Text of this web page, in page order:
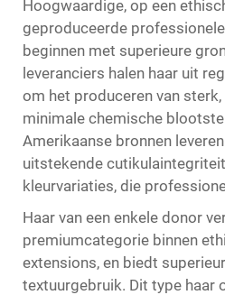
Hoogwaardige, op een
geproduceerde
beginnen met superieure
leveranciers halen haar uit
om het produceren van
minimale chemische
Amerikaanse bronnen
uitstekende
kleurvariaties, die
Haar van een enkele donor
premiumcategorie binnen
extensions, en biedt
textuurgebruik. Dit type haar